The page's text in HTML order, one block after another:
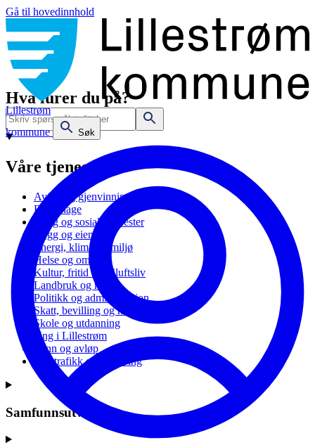
Gå til hovedinnhold
Lillestrøm
kommune
Søk
Hva lurer du på?
Våre tjenester
Avfall og gjenvinning
Barnehage
Bolig og sosiale tjenester
Bygg og eiendom
Energi, klima og miljø
Helse og omsorg
Kultur, fritid og friluftsliv
Landbruk og natur
Politikk og administrasjon
Skatt, bevilling og næring
Skole og utdanning
Ung i Lillestrøm
Vann og avløp
Vei, trafikk og parkering
Samfunnsutvikling